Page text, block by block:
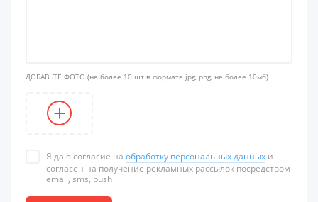
ДОБАВЬТЕ ФОТО (не более 10 шт в формате jpg, png, не более 10мб)
Я даю согласие на обработку персональных данных и
согласен на получение рекламных рассылок посредством
email, sms, push